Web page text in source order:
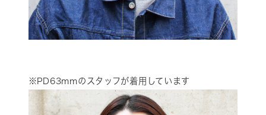
※PD63mmのスタッフが着用しています